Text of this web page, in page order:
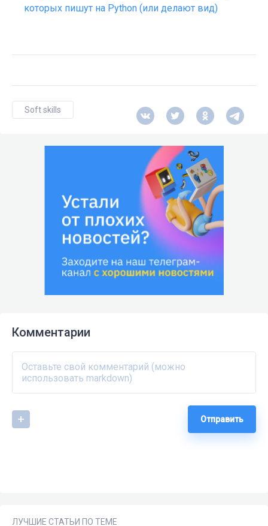
которых пишут на Python (или делают вид)
Soft skills
Комментарии
Отправить
ЛУЧШИЕ СТАТЬИ ПО ТЕМЕ